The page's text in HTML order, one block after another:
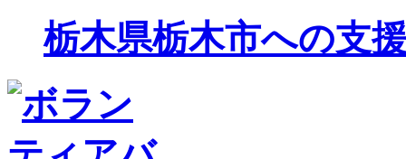
栃木県栃木市への支